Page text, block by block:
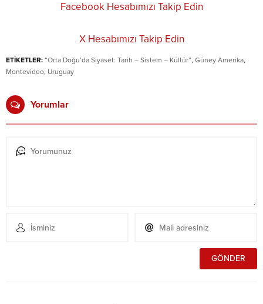
Facebook Hesabımızı Takip Edin
X Hesabımızı Takip Edin
ETİKETLER: “Orta Doğu’da Siyaset: Tarih – Sistem – Kültür”, Güney Amerika,
Montevideo, Uruguay
Yorumlar